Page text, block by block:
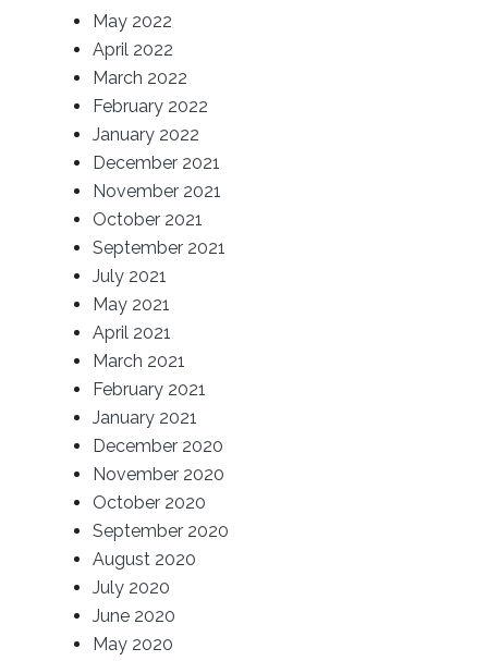
May 2022
April 2022
March 2022
February 2022
January 2022
December 2021
November 2021
October 2021
September 2021
July 2021
May 2021
April 2021
March 2021
February 2021
January 2021
December 2020
November 2020
October 2020
September 2020
August 2020
July 2020
June 2020
May 2020